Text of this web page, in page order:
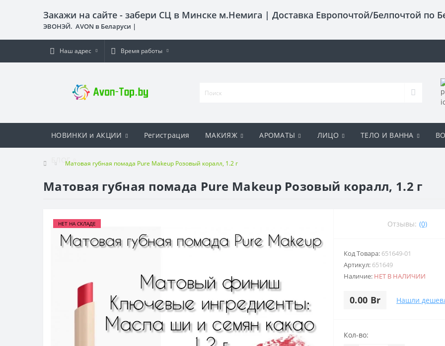
Закажи на сайте - забери СЦ в Минске м.Немига | Доставка Европочтой/Белпочтой по
ЭВОНЭЙ. AVON в Беларуси |
Наш адрес Время работы
НОВИНКИ и АКЦИИ Регистрация МАКИЯЖ АРОМАТЫ ЛИЦО ТЕЛО И ВАННА
БЛОГМатовая губная помада Pure Makeup Розовый коралл, 1.2 г
Матовая губная помада Pure Makeup Розовый коралл, 1.2 г
НЕТ НА СКЛАДЕ Отзывы: (0)
Код Товара: 651649-01
Артикул: 651649
Наличие: НЕТ В НАЛИЧИИ
0.00 Br Нашли
Кол-во: